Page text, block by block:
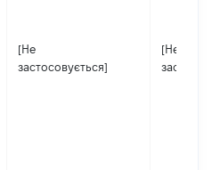
[Не
застосовується]
[Не